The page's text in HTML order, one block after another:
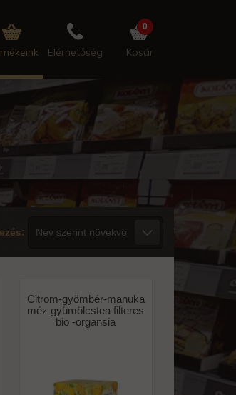
Elérhetőség Kosár
0
Citrom-gyömbér-manuka
méz gyümölcstea filteres
bio -organsia